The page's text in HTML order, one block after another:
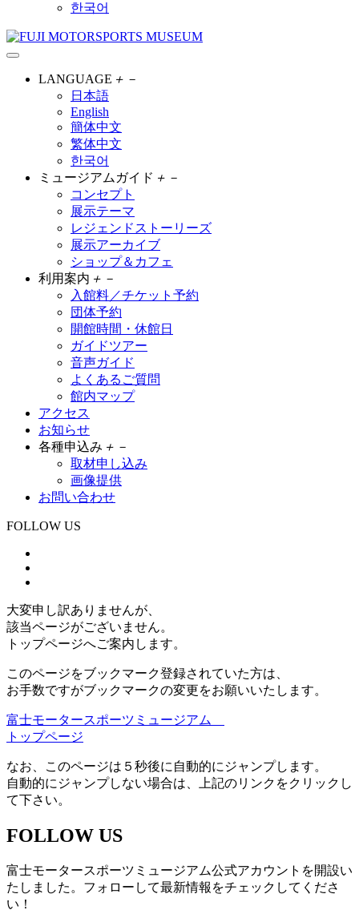
한국어
LANGUAGE ＋ －
日本語
English
簡体中文
繁体中文
한국어
ミュージアムガイド ＋ －
コンセプト
展示テーマ
レジェンドストーリーズ
展示アーカイブ
ショップ＆カフェ
利用案内 ＋ －
入館料／チケット予約
団体予約
開館時間・休館日
ガイドツアー
音声ガイド
よくあるご質問
館内マップ
アクセス
お知らせ
各種申込み ＋ －
取材申し込み
画像提供
お問い合わせ
FOLLOW US
大変申し訳ありませんが、
該当ページがございません。
トップページへご案内します。
このページをブックマーク登録されていた方は、
お手数ですがブックマークの変更をお願いいたします。
富士モータースポーツミュージアム
トップページ
なお、このページは５秒後に自動的にジャンプします。
自動的にジャンプしない場合は、上記のリンクをクリックし
て下さい。
FOLLOW US
富士モータースポーツミュージアム公式アカウントを開設い
たしました。フォローして最新情報をチェックしてくださ
い！